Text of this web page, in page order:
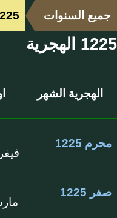
جميع السنوات
1225 الهجرية
الهجرية الشهر
محرم 1225
صفر 1225